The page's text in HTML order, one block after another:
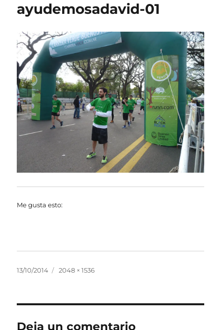
ayudemosadavid-01
Me gusta esto:
Publicado
13/10/2014
Tamaño
2048 × 1536
Deja un comentario